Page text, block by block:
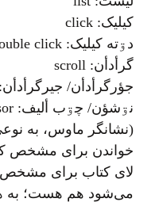
کيليک: click
دۊته کيليک: double click
گرأدأن: scroll
جؤرگرأدأن/ جيرگرأدأن: up-scroll/ down-scroll
نۊشؤن/ چۊب أليف: cursor
(نشانگر ماوس، به
خواندن برای مشخص
لای کتاب برای
می‌شود هم هست؛ به